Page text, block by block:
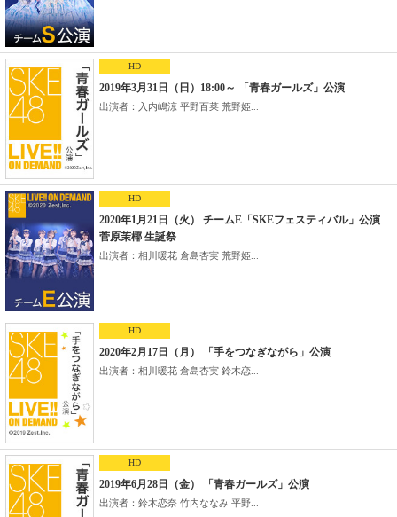
HD
2019年3月31日（日）18:00～ 「青春ガールズ」公演
出演者：入内嶋涼 平野百菜 荒野姫...
HD
2020年1月21日（火） チームE「SKEフェスティバル」公演
菅原茉椰 生誕祭
出演者：相川暖花 倉島杏実 荒野姫...
HD
2020年2月17日（月） 「手をつなぎながら」公演
出演者：相川暖花 倉島杏実 鈴木恋...
HD
2019年6月28日（金） 「青春ガールズ」公演
出演者：鈴木恋奈 竹内ななみ 平野...